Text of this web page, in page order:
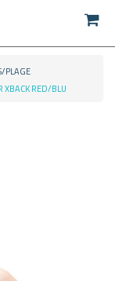
PLAGE
XBACK RED/BLU